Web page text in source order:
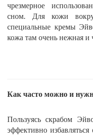
чрезмерное
сном. Для кожи
специальные кремы
кожа там очень нежная и
Как часто можно и
Пользуясь скрабом
эффективно